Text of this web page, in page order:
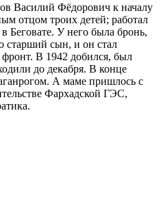
Василий Фёдорович к началу
отцом троих детей; работал
Беговате. У него была бронь,
старший сын, и он стал
фронт. В 1942 добился, был
до декабря. В конце
А маме пришлось с
Фархадской ГЭС,